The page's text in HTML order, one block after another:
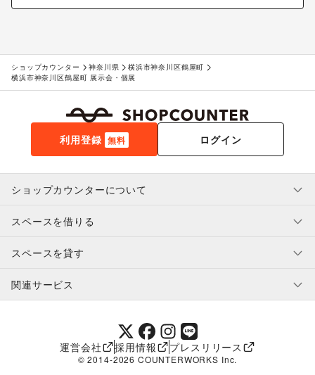
ショップカウンター 神奈川県
横浜市神奈川区鶴屋町
横浜市神奈川区鶴屋町 展示会・個展
利用登録 無料 ログイン
ショップカウンターについて
利用規約・ガイドライン
特定商取引法に基づく表示
補償プログラム
スペースを借りる
スペースを借りたい人へ
ユーザー利用規約
提携パートナー
スペースを貸す
スペースを貸したい方へ
オーナー利用規約
関連サービス
SHOPCOUNTER MAGAZINE
ショップカウンターエンタープライズ
ショップカウンター常設
運営会社 採用情報 プレスリリース
© 2014-2026 COUNTERWORKS Inc.